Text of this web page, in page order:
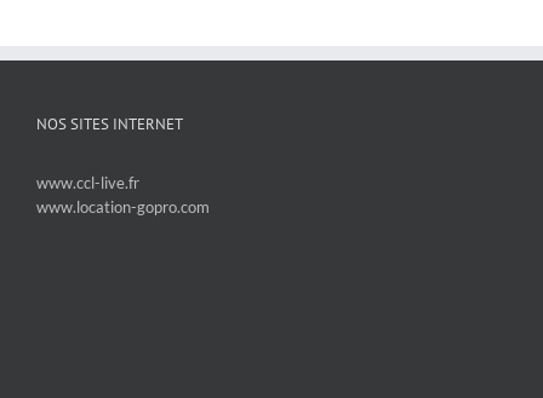
NOS SITES INTERNET
www.ccl-live.fr
www.location-gopro.com